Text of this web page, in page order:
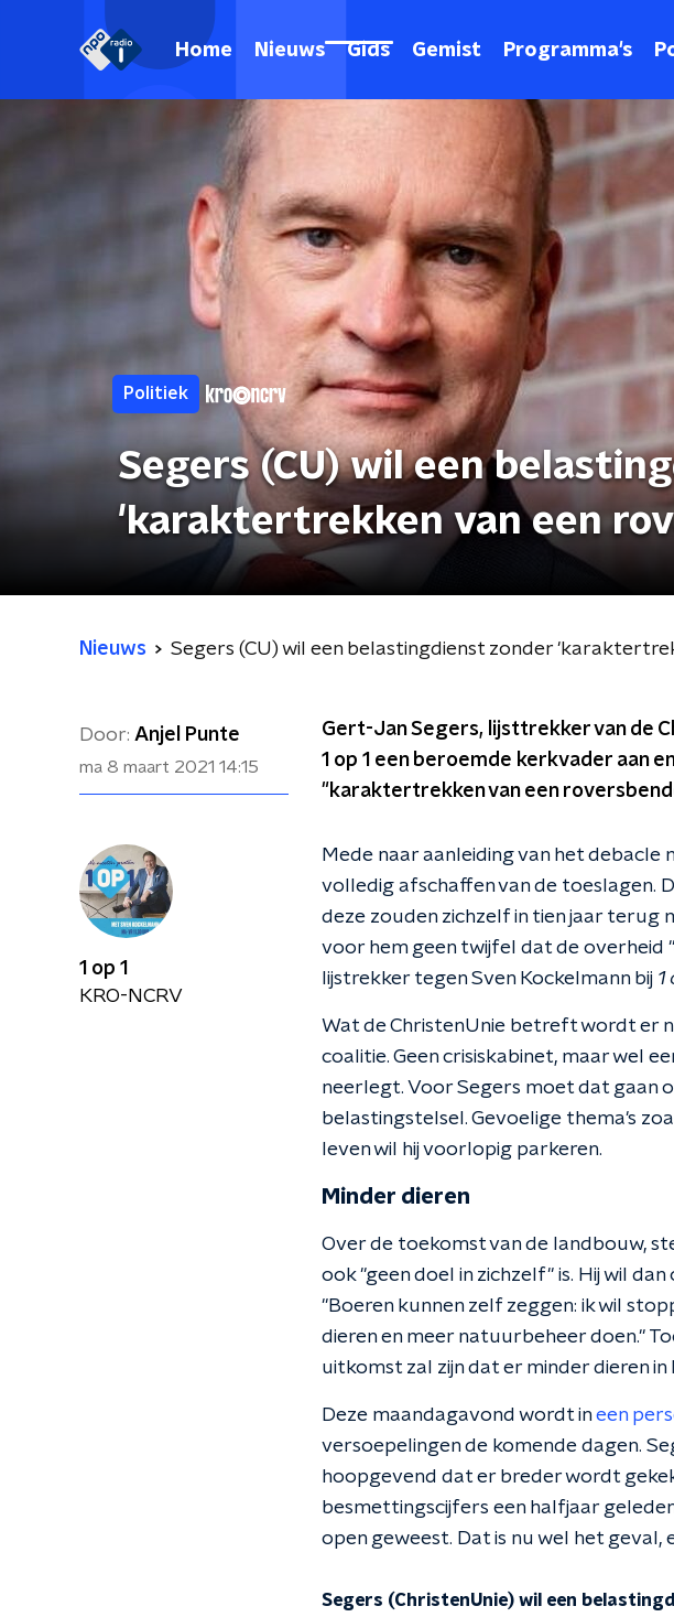
Home Nieuws Gids Gemist Programma's
Politiek
Segers (CU) wil een
'karaktertrekken van een
Nieuws Segers (CU) wil een belastingdienst zonder
Door: Anjel Punte
ma 8 maart 2021 14:15
Gert-Jan Segers, lijsttrekker van de
1 op 1 een beroemde kerkvader aan
"karaktertrekken van een
Mede naar aanleiding van het
volledig afschaffen van de toeslagen.
deze zouden zichzelf in tien jaar terug
voor hem geen twijfel dat de overheid
lijstrekker tegen Sven Kockelmann bij 1
Wat de ChristenUnie betreft wordt er
coalitie. Geen crisiskabinet, maar wel
neerlegt. Voor Segers moet dat gaan
belastingstelsel. Gevoelige thema's
leven wil hij voorlopig parkeren.
Minder dieren
Over de toekomst van de landbouw,
ook "geen doel in zichzelf" is. Hij wil
"Boeren kunnen zelf zeggen: ik wil
dieren en meer natuurbeheer doen."
uitkomst zal zijn dat er minder dieren in
Deze maandagavond wordt ineen
versoepelingen de komende dagen.
hoopgevend dat er breder wordt
besmettingscijfers een halfjaar
open geweest. Dat is nu wel het geval,
Segers (ChristenUnie) wil een
1 op 1
KRO-NCRV